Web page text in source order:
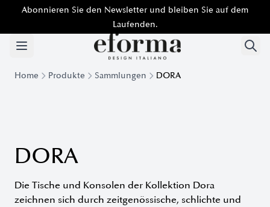
Abonnieren Sie den Newsletter und bleiben Sie auf dem
Laufenden.
Home Produkte Sammlungen DORA
DORA
Die Tische und Konsolen der Kollektion Dora
zeichnen sich durch zeitgenössische, schlichte und